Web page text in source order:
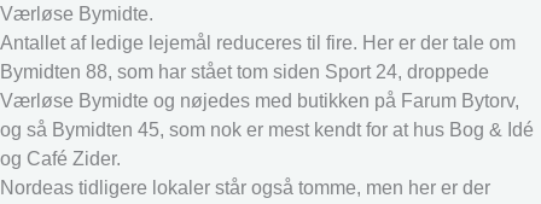
Værløse Bymidte.
Antallet af ledige lejemål reduceres til fire. Her er der tale om
Bymidten 88, som har stået tom siden Sport 24, droppede
Værløse Bymidte og nøjedes med butikken på Farum Bytorv,
og så Bymidten 45, som nok er mest kendt for at hus Bog & Idé
og Café Zider.
Nordeas tidligere lokaler står også tomme, men her er der